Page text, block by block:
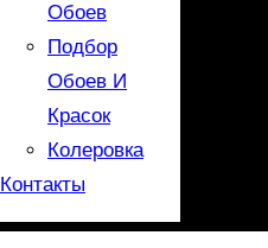
Обоев
Подбор
Обоев И
Красок
Колеровка
Контакты